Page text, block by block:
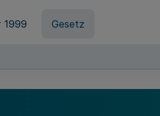
1999 Gesetz